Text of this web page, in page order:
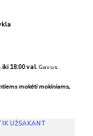
18:00val. Gavus
mokėti mokiniams,
UŽSAKANT